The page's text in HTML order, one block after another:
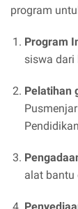
program
Program
siswa dari
Pelatihan
alat bantu